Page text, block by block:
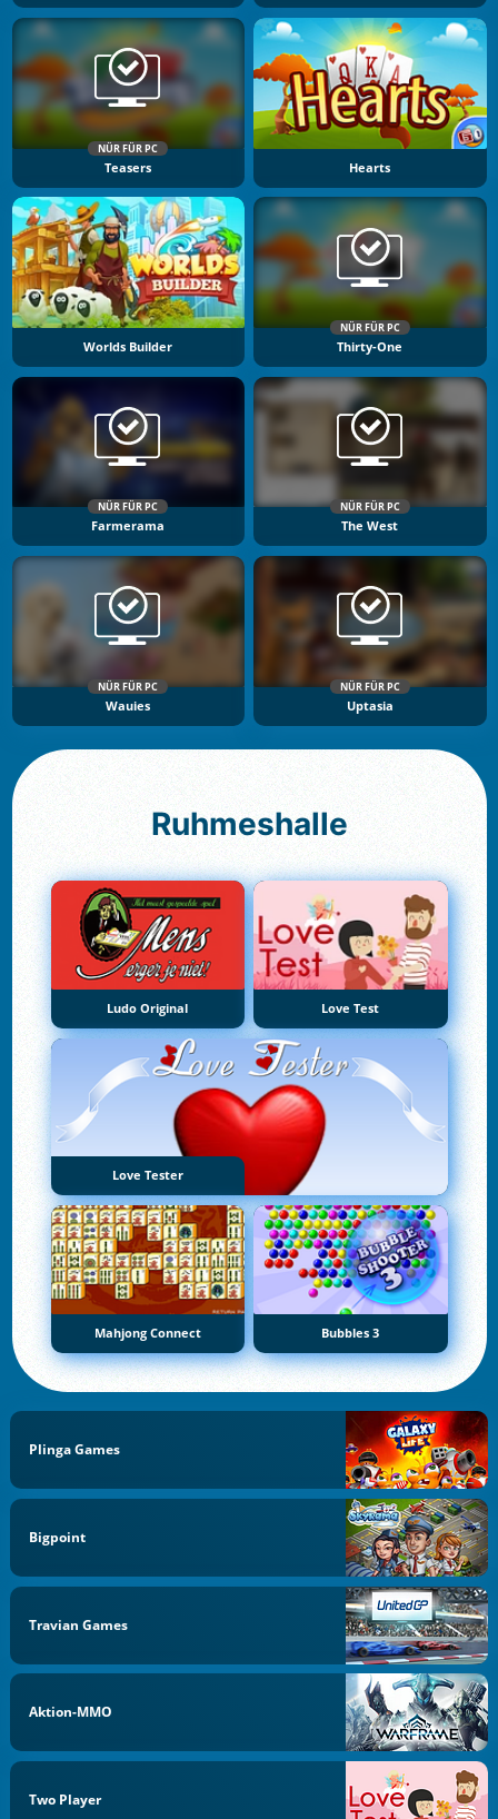
NÜR FÜR PC
Teasers Hearts
Worlds Builder
NÜR FÜR PC
Thirty-One
NÜR FÜR PC
Farmerama
NÜR FÜR PC
The West
NÜR FÜR PC
Wauies
NÜR FÜR PC
Uptasia
Ruhmeshalle
Ludo Original Love Test
Love Tester
Mahjong Connect Bubbles 3
Plinga Games
Bigpoint
Travian Games
Aktion-MMO
Two Player